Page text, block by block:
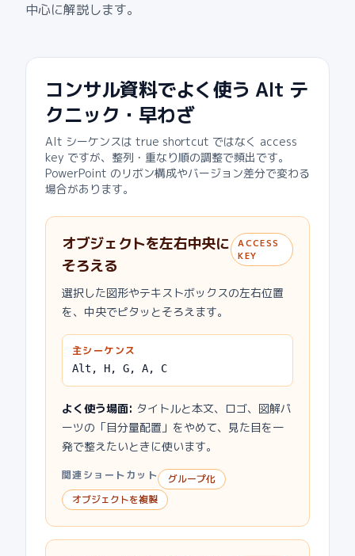
中心に解説します。
コンサル資料でよく使う Alt テ
クニック・早わざ
Alt シーケンスは true shortcut ではなく access
key ですが、整列・重なり順の調整で頻出です。
PowerPoint のリボン構成やバージョン差分で変わる
場合があります。
オブジェクトを左右中央に
そろえる
ACCESS
KEY
選択した図形やテキストボックスの左右位置
を、中央でピタッとそろえます。
主シーケンス
Alt, H, G, A, C
よく使う場面: タイトルと本文、ロゴ、図解パ
ーツの「目分量配置」をやめて、見た目を一
発で整えたいときに使います。
関連ショートカット
グループ化
オブジェクトを複製